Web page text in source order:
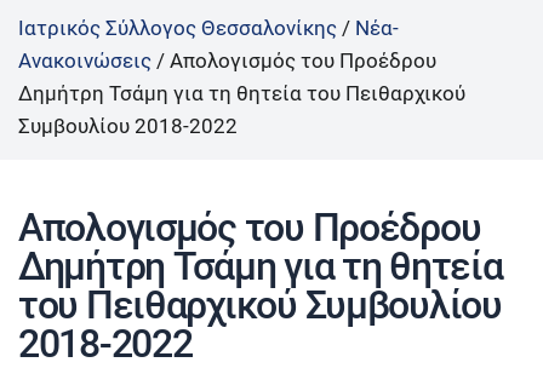
Ιατρικός Σύλλογος Θεσσαλονίκης / Νέα-
Ανακοινώσεις / Απολογισμός του Προέδρου
Δημήτρη Τσάμη για τη θητεία του Πειθαρχικού
Συμβουλίου 2018-2022
Απολογισμός του Προέδρου
Δημήτρη Τσάμη για τη θητεία
του Πειθαρχικού Συμβουλίου
2018-2022